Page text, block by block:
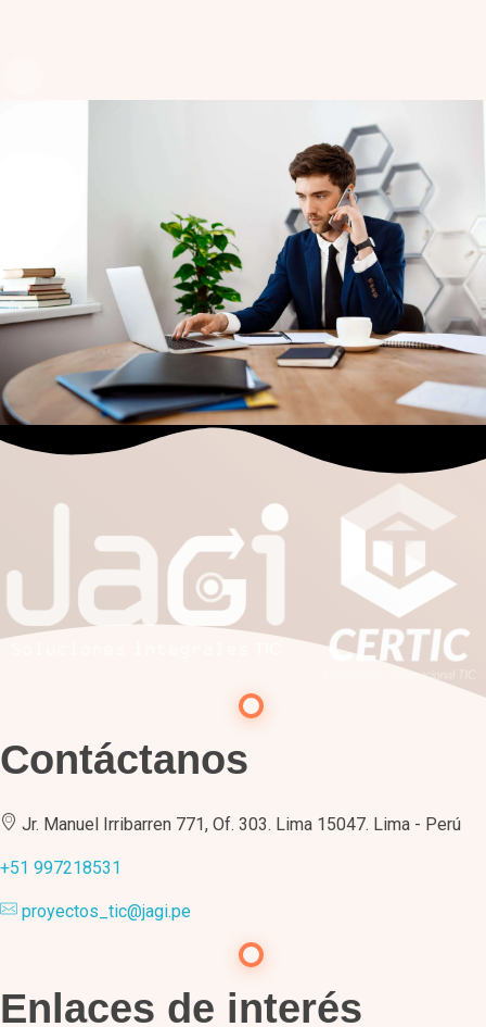
Contáctanos
Jr. Manuel Irribarren 771, Of. 303. Lima 15047. Lima - Perú
+51 997218531
proyectos_tic@jagi.pe
Enlaces de interés